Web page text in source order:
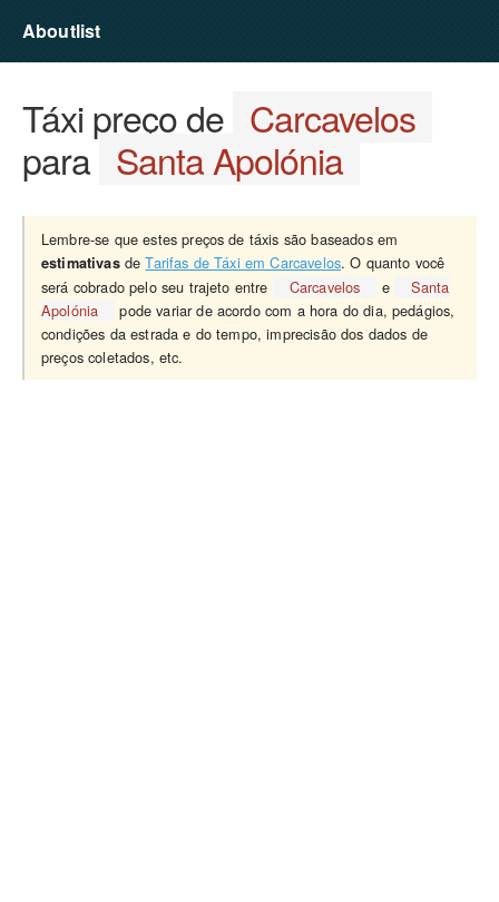
Aboutlist
Táxi preço de Carcavelos
para Santa Apolónia
Lembre-se que estes preços de táxis são baseados em
estimativasdeTarifas de Táxi em Carcavelos. O quanto você
será cobrado pelo seu trajeto entre
Carcavelos e
Santa
Apolónia
pode variar de acordo com a hora do dia, pedágios,
condições da estrada e do tempo, imprecisão dos dados de
preços coletados, etc.